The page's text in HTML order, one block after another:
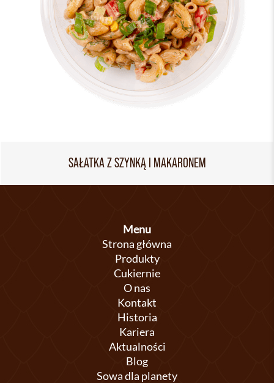
SAŁATKA Z SZYNKĄ I MAKARONEM
Menu
Strona główna
Produkty
Cukiernie
O nas
Kontakt
Historia
Kariera
Aktualności
Blog
Sowa dla planety